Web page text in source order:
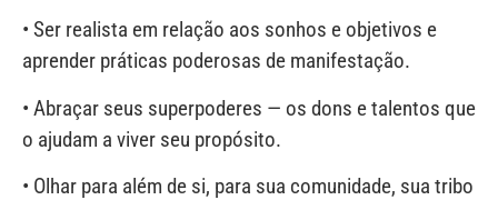
• Ser realista em relação aos sonhos e objetivos e
aprender práticas poderosas de manifestação.
• Abraçar seus superpoderes — os dons e talentos que
o ajudam a viver seu propósito.
• Olhar para além de si, para sua comunidade, sua tribo